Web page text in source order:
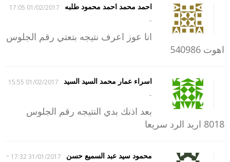
احمد محمد احمد محمود طلبه 01/02/2017 17:05
-
انا عوز اعرف نتيجه بتعتي رقم الجلوس
اهوت 540986
اسراء عمار محمد السيد السيد 01/02/2017 15:55
-
بعد اذنك بدي النتيجه رقم الجلوس
8018 اريد الرد سريعا
محمود سيد عبد السميع حسن 31/01/2017 17:32
-